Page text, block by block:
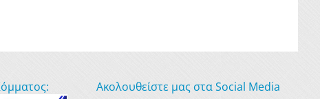
Ακολουθείστε μας στα Social Media